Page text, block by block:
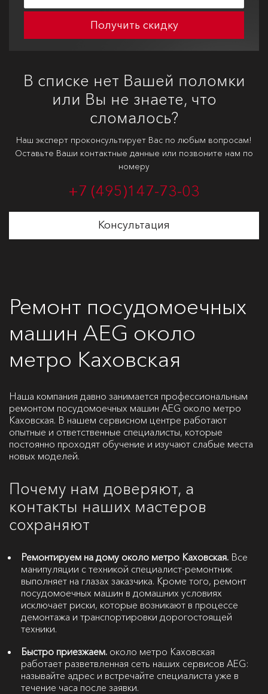
Получить скидку
В списке нет Вашей поломки
или Вы не знаете, что
сломалось?
Наш эксперт проконсультирует Вас по любым вопросам!
Оставьте Ваши контактные данные или позвоните нам по
номеру
+7 (495)147-73-03
Консультация
Ремонт посудомоечных
машин AEG около
метро Каховская
Наша компания давно занимается профессиональным
ремонтом посудомоечных машин AEG около метро
Каховская. В нашем сервисном центре работают
опытные и ответственные специалисты, которые
постоянно проходят обучение и изучают слабые места
новых моделей.
Почему нам доверяют, а
контакты наших мастеров
сохраняют
Ремонтируем на дому около метро Каховская. Все
манипуляции с техникой специалист-ремонтник
выполняет на глазах заказчика. Кроме того, ремонт
посудомоечных машин в домашних условиях
исключает риски, которые возникают в процессе
демонтажа и транспортировки дорогостоящей
техники.
Быстро приезжаем. около метро Каховская
работает разветвленная сеть наших сервисов AEG:
называйте адрес и встречайте специалиста уже в
течение часа после заявки.